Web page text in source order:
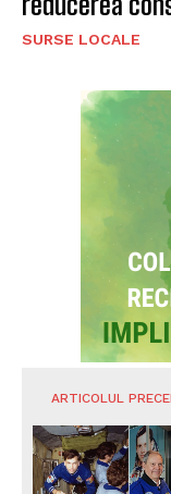
SURSE LOCALE
ARTICOLUL